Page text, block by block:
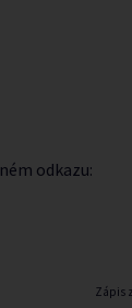
odkazu:
Zápis